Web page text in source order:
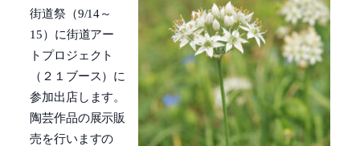
街道祭（9/14～
15）に街道アー
トプロジェクト
（２１ブース）に
参加出店します。
陶芸作品の展示販
売を行いますの